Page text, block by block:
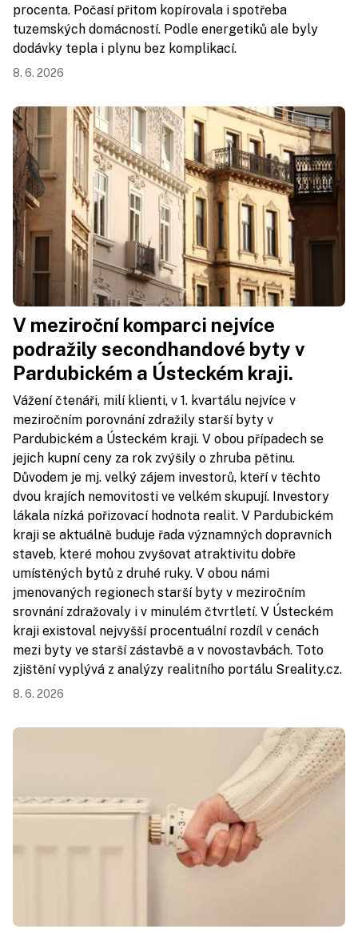
procenta. Počasí přitom kopírovala i spotřeba
tuzemských domácností. Podle energetiků ale byly
dodávky tepla i plynu bez komplikací.
8. 6. 2026
V meziroční komparci nejvíce
podražily secondhandové byty v
Pardubickém a Ústeckém kraji.
Vážení čtenáři, milí klienti, v 1. kvartálu nejvíce v
meziročním porovnání zdražily starší byty v
Pardubickém a Ústeckém kraji. V obou případech se
jejich kupní ceny za rok zvýšily o zhruba pětinu.
Důvodem je mj. velký zájem investorů, kteří v těchto
dvou krajích nemovitosti ve velkém skupují. Investory
lákala nízká pořizovací hodnota realit. V Pardubickém
kraji se aktuálně buduje řada významných dopravních
staveb, které mohou zvyšovat atraktivitu dobře
umístěných bytů z druhé ruky. V obou námi
jmenovaných regionech starší byty v meziročním
srovnání zdražovaly i v minulém čtvrtletí. V Ústeckém
kraji existoval nejvyšší procentuální rozdíl v cenách
mezi byty ve starší zástavbě a v novostavbách. Toto
zjištění vyplývá z analýzy realitního portálu Sreality.cz.
8. 6. 2026